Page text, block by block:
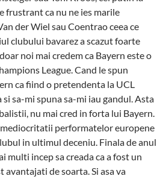
frustrant ca nu ne ies marile
der Wiel sau Coentrao ceea ce
clubului bavarez a scazut foarte
noi mai credem ca Bayern este o
League. Cand le spun
ca fiind o pretendenta la UCL
si sa-mi spuna sa-mi iau gandul. Asta
nu mai cred in forta lui Bayern.
performatelor europene
in ultimul deceniu. Finala de anul
multi incep sa creada ca a fost un
avantajati de soarta. Si asa va